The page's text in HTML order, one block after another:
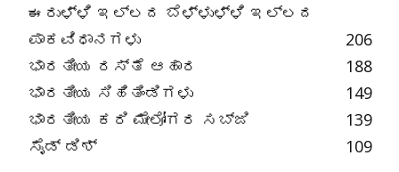
ಈರುಳ್ಳಿ ಇಲ್ಲದ ಬೆಳ್ಳುಳ್ಳಿ ಇಲ್ಲದ
ಪಾಕವಿಧಾನಗಳು
206
ಭಾರತೀಯ ರಸ್ತೆ ಆಹಾರ
188
ಭಾರತೀಯ ಸಿಹಿತಿಂಡಿಗಳು
149
ಭಾರತೀಯ ಕರಿ ಮೇಲೋಗರ ಸಬ್ಜಿ
139
ಸೈಡ್ ಡಿಶ್
109